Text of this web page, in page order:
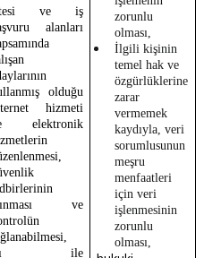
ve iş
alanları
olduğu
hizmeti
elektronik
ve
ile
zorunlu
olması,
İlgili kişinin
temel hak ve
özgürlüklerine
zarar
vermemek
kaydıyla, veri
sorumlusunun
meşru
menfaatleri
için veri
işlenmesinin
zorunlu
olması,